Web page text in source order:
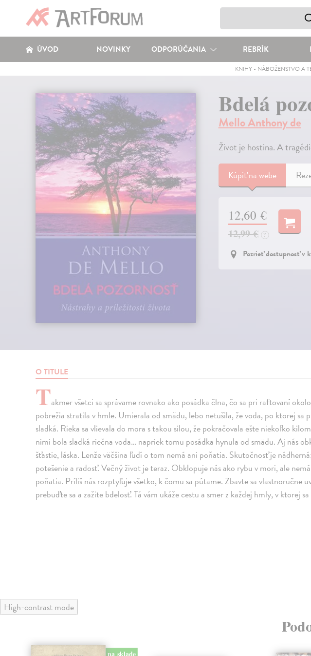
ÚVOD NOVINKY ODPORÚČANIA REBRÍK
KNIHY - NÁBOŽENSTVO A
Bdelá
Mello Anthony de
Život je hostina. A
Kúpiťna webe
12,60 €
12,99 € ?
Pozrieť dostupnosť v
O TITULE
Takmer všetci sa správame rovnako ako posádka člna, čo sa pri raftovaní
pobrežia stratila v hmle. Umierala od smädu, lebo netušila, že voda, po ktorej sa
sladká. Rieka sa vlievala do mora s takou silou, že pokračovala ešte niekoľko
nimi bola sladká riečna voda… napriek tomu posádka hynula od smädu. Aj nás
šťastie, láska. Lenže väčšina ľudí o tom nemá ani poňatia. Skutočnosť je
potešenie a radosť. Večný život je teraz. Obklopuje nás ako rybu v mori, ale
poňatia. Príliš nás rozptyľuje všetko, k čomu sa pútame. Zbavte sa vlastnoručne
prebuďte sa a zažite bdelosť. Tá vám ukáže cestu a smer z každej hmly, v ktorej
High-contrast mode
na sklade